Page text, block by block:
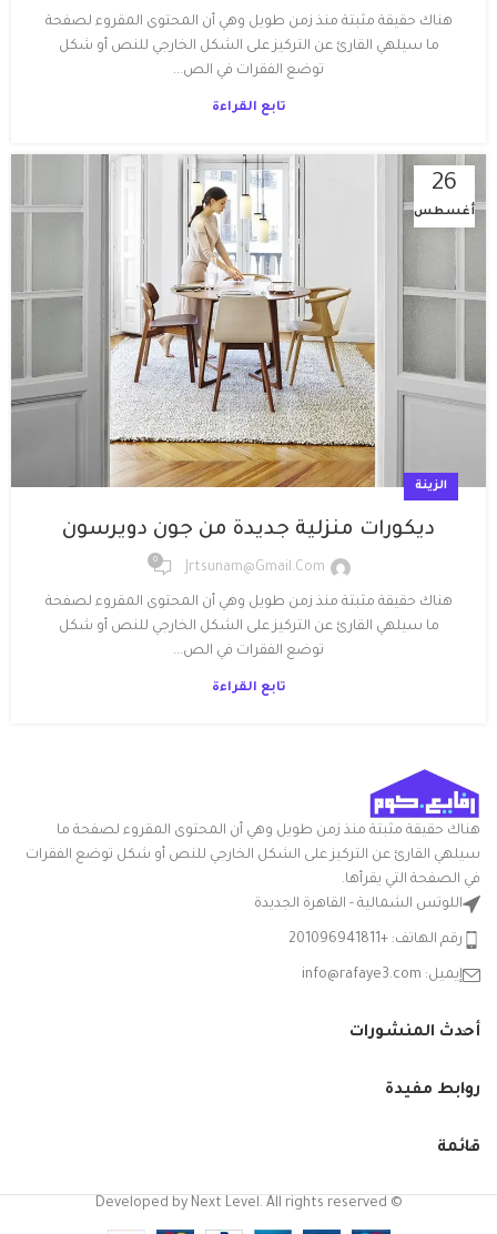
هناك حقيقة مثبتة منذ زمن طويل وهي أن المحتوى المقروء لصفحة
ما سيلهي القارئ عن التركيز على الشكل الخارجي للنص أو شكل
توضع الفقرات في الص...
تابع القراءة
26
أغسطس
الزينة
ديكورات منزلية جديدة من جون دويرسون
Jrtsunam@gmail.com
0
هناك حقيقة مثبتة منذ زمن طويل وهي أن المحتوى المقروء لصفحة
ما سيلهي القارئ عن التركيز على الشكل الخارجي للنص أو شكل
توضع الفقرات في الص...
تابع القراءة
هناك حقيقة مثبتة منذ زمن طويل وهي أن المحتوى المقروء لصفحة ما
سيلهي القارئ عن التركيز على الشكل الخارجي للنص أو شكل توضع الفقرات
في الصفحة التي يقرأها.
اللوتس الشمالية - القاهرة الجديدة
رقم الهاتف: +201096941811
إيميل: info@rafaye3.com
أحدث المنشورات
روابط مفيدة
قائمة
© Developed by Next Level. All rights reserved